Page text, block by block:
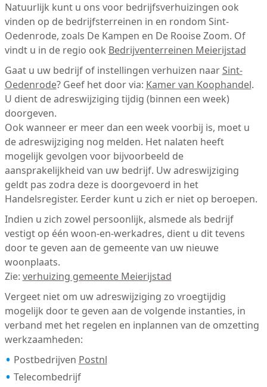
Natuurlijk kunt u ons voor bedrijfsverhuizingen ook
vinden op de bedrijfsterreinen in en rondom Sint-
Oedenrode, zoals De Kampen en De Rooise Zoom. Of
vindt u in de regio ook Bedrijventerreinen Meierijstad
Gaat u uw bedrijf of instellingen verhuizen naarSint-
Oedenrode? Geef het door via: Kamer van Koophandel.
U dient de adreswijziging tijdig (binnen een week)
doorgeven.
Ook wanneer er meer dan een week voorbij is, moet u
de adreswijziging nog melden. Het nalaten heeft
mogelijk gevolgen voor bijvoorbeeld de
aansprakelijkheid van uw bedrijf. Uw adreswijziging
geldt pas zodra deze is doorgevoerd in het
Handelsregister. Eerder kunt u zich er niet op beroepen.
Indien u zich zowel persoonlijk, alsmede als bedrijf
vestigt op één woon-en-werkadres, dient u dit tevens
door te geven aan de gemeente van uw nieuwe
woonplaats.
Zie: verhuizing gemeente Meierijstad
Vergeet niet om uw adreswijziging zo vroegtijdig
mogelijk door te geven aan de volgende instanties, in
verband met het regelen en inplannen van de omzetting
werkzaamheden:
Postbedrijven Postnl
Telecombedrijf